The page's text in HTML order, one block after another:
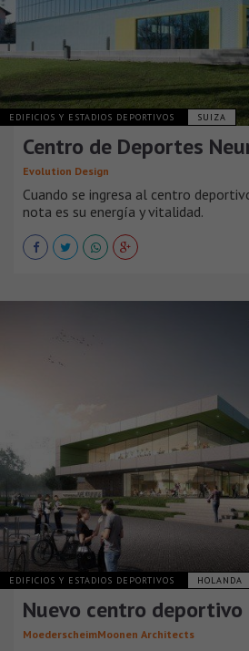
EDIFICIOS Y ESTADIOS DEPORTIVOS SUIZA
Centro de Deportes
Evolution Design
Cuando se ingresa al centro
nota es su energía y vitalidad.
EDIFICIOS Y ESTADIOS DEPORTIVOS HOLANDA
Nuevo centro
MoederscheimMoonen Architects